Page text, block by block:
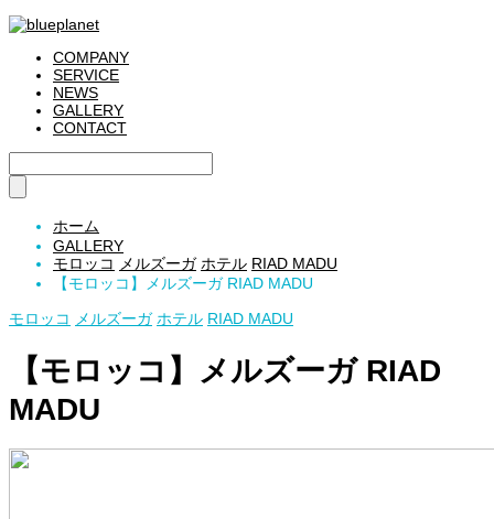
COMPANY
SERVICE
NEWS
GALLERY
CONTACT
ホーム
GALLERY
モロッコ
メルズーガ ホテル RIAD MADU
【モロッコ】メルズーガ RIAD MADU
モロッコ
メルズーガ ホテル RIAD MADU
【モロッコ】メルズーガ RIAD
MADU